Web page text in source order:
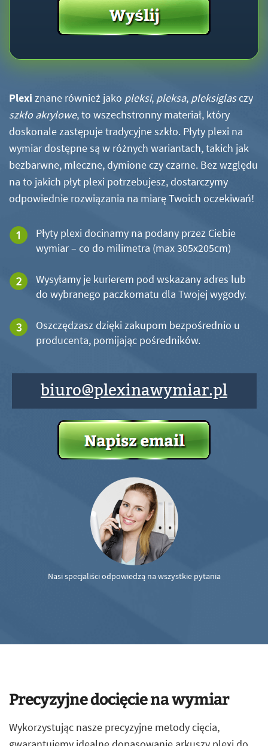
Plexi znane również jako pleksi, pleksa, pleksiglasczy
szkło akrylowe, to wszechstronny materiał, który
doskonale zastępuje tradycyjne szkło. Płyty plexi na
wymiar dostępne są w różnych wariantach, takich jak
bezbarwne, mleczne, dymione czy czarne. Bez względu
na to jakich płyt plexi potrzebujesz, dostarczymy
odpowiednie rozwiązania na miarę Twoich oczekiwań!
Płyty plexi docinamy na podany przez Ciebie
wymiar – co do milimetra (max 305x205cm)
Wysyłamy je kurierem pod wskazany adres lub
do wybranego paczkomatu dla Twojej wygody.
Oszczędzasz dzięki zakupom bezpośrednio u
producenta, pomijając pośredników.
biuro@plexinawymiar.pl
Nasi specjaliści odpowiedzą na wszystkie pytania
Precyzyjne docięcie na wymiar
Wykorzystując nasze precyzyjne metody cięcia,